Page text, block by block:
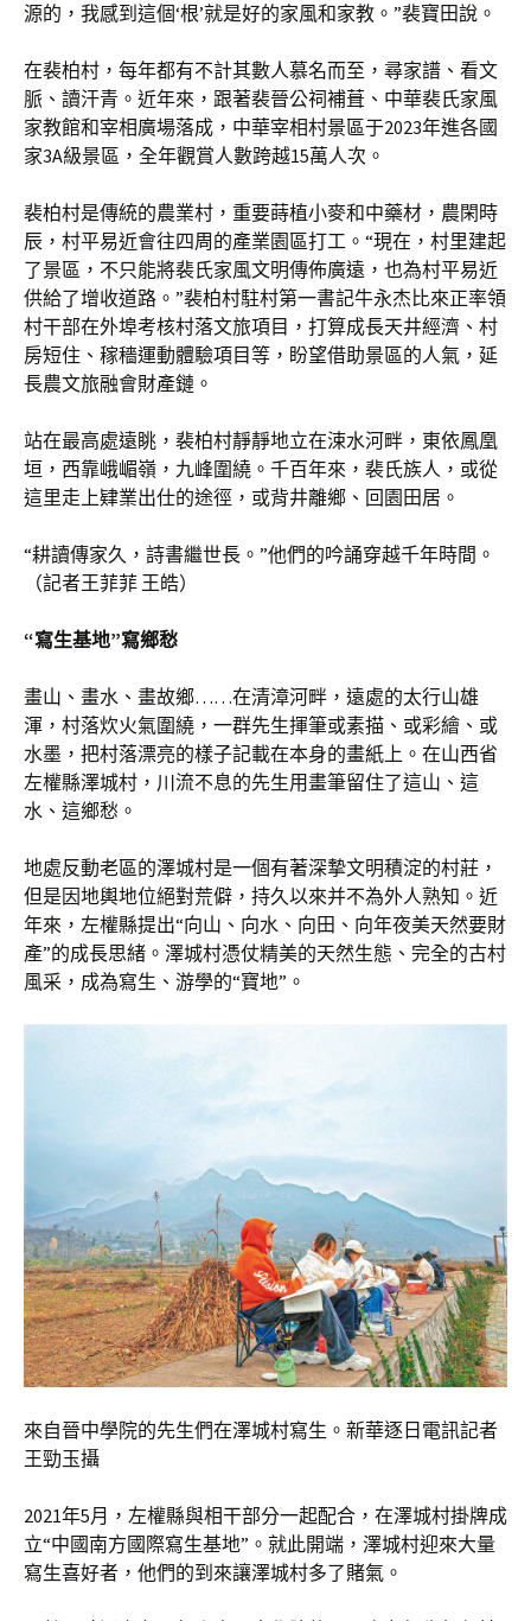
源的，我感到這個‘根’就是好的家風和家教。”裴寶田說。
在裴柏村，每年都有不計其數人慕名而至，尋家譜、看文
脈、讀汗青。近年來，跟著裴晉公祠補葺、中華裴氏家風
家教館和宰相廣場落成，中華宰相村景區于2023年進各國
家3A級景區，全年觀賞人數跨越15萬人次。
裴柏村是傳統的農業村，重要蒔植小麥和中藥材，農閑時
辰，村平易近會往四周的產業園區打工。“現在，村里建起
了景區，不只能將裴氏家風文明傳佈廣遠，也為村平易近
供給了增收道路。”裴柏村駐村第一書記牛永杰比來正率領
村干部在外埠考核村落文旅項目，打算成長天井經濟、村
房短住、稼穡運動體驗項目等，盼望借助景區的人氣，延
長農文旅融會財產鏈。
站在最高處遠眺，裴柏村靜靜地立在涑水河畔，東依鳳凰
垣，西靠峨嵋嶺，九峰圍繞。千百年來，裴氏族人，或從
這里走上肄業出仕的途徑，或背井離鄉、回園田居。
“耕讀傳家久，詩書繼世長。”他們的吟誦穿越千年時間。
（記者王菲菲 王皓）
“寫生基地”寫鄉愁
畫山、畫水、畫故鄉……在清漳河畔，遠處的太行山雄
渾，村落炊火氣圍繞，一群先生揮筆或素描、或彩繪、或
水墨，把村落漂亮的樣子記載在本身的畫紙上。在山西省
左權縣澤城村，川流不息的先生用畫筆留住了這山、這
水、這鄉愁。
地處反動老區的澤城村是一個有著深摯文明積淀的村莊，
但是因地輿地位絕對荒僻，持久以來并不為外人熟知。近
年來，左權縣提出“向山、向水、向田、向年夜美天然要財
產”的成長思緒。澤城村憑仗精美的天然生態、完全的古村
風采，成為寫生、游學的“寶地”。
來自晉中學院的先生們在澤城村寫生。新華逐日電訊記者
王勁玉攝
2021年5月，左權縣與相干部分一起配合，在澤城村掛牌成
立“中國南方國際寫生基地”。就此開端，澤城村迎來大量
寫生喜好者，他們的到來讓澤城村多了賭氣。